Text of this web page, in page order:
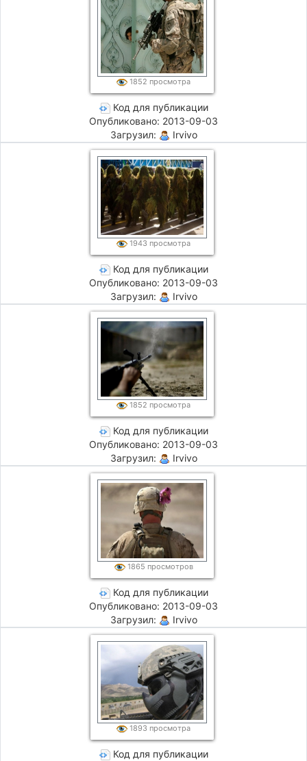
1852 просмотра
Код для публикации
Опубликовано: 2013-09-03
Загрузил:
Irvivo
1943 просмотра
Код для публикации
Опубликовано: 2013-09-03
Загрузил:
Irvivo
1852 просмотра
Код для публикации
Опубликовано: 2013-09-03
Загрузил:
Irvivo
1865 просмотров
Код для публикации
Опубликовано: 2013-09-03
Загрузил:
Irvivo
1893 просмотра
Код для публикации